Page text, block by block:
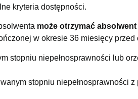
kryteria dostępności.
może otrzymać absolwent
w okresie 36 miesięcy
stopniu niepełnosprawności lub
stopniu niepełnosprawności